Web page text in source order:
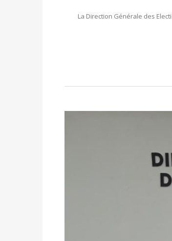
La Direction Générale des